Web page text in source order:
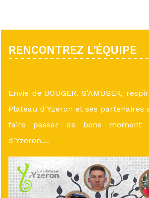
RENCONTREZ L'ÉQUIPE
Envie de BOUGER, S'AMUSER,
Plateau d'Yzeron et ses partenaires
faire passer de bons moment
d'Yzeron....